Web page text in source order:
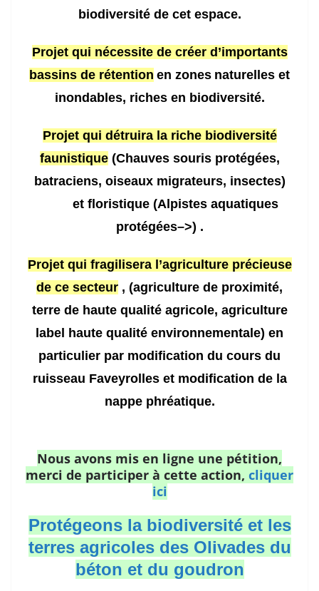
biodiversité de cet espace.
Projet qui nécessite de créer d’importants
bassins de rétention en zones naturelles et
inondables, riches en biodiversité.
Projet qui détruira la riche biodiversité
faunistique(Chauves souris protégées,
batraciens, oiseaux migrateurs, insectes)
et floristique (Alpistes aquatiques
protégées–>) .
Projet qui fragilisera l’agriculture précieuse
de ce secteur , (agriculture de proximité,
terre de haute qualité agricole, agriculture
label haute qualité environnementale) en
particulier par modification du cours du
ruisseau Faveyrolles et modification de la
nappe phréatique.
Nous avons mis en ligne une pétition,
merci de participer à cette action, cliquer
ici
Protégeons la biodiversité et les
terres agricoles des Olivades du
béton et du goudron